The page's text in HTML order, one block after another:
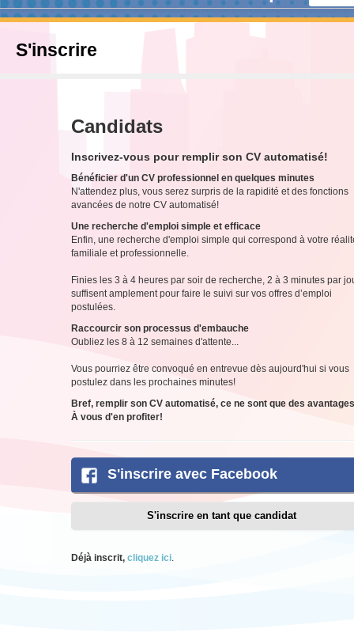
S'inscrire
Candidats
Inscrivez-vous pour remplir son CV automatisé!
Bénéficier d'un CV professionnel en quelques minutes
N'attendez plus, vous serez surpris de la rapidité et des fonctions
avancées de notre CV automatisé!
Une recherche d'emploi simple et efficace
Enfin, une recherche d'emploi simple qui correspond à votre
familiale et professionnelle.
Finies les 3 à 4 heures par soir de recherche, 2 à 3 minutes par
suffisent amplement pour faire le suivi sur vos offres d’emploi
postulées.
Raccourcir son processus d'embauche
Oubliez les 8 à 12 semaines d'attente...
Vous pourriez être convoqué en entrevue dès aujourd'hui si vous
postulez dans les prochaines minutes!
Bref, remplir son CV automatisé, ce ne sont que des
À vous d'en profiter!
S'inscrire avec Facebook
S'inscrire en tant que candidat
Déjà inscrit, cliquez ici.